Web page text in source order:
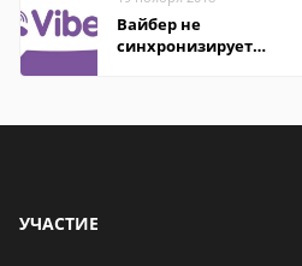
Вайбер не
синхронизирует
УЧАСТИЕ